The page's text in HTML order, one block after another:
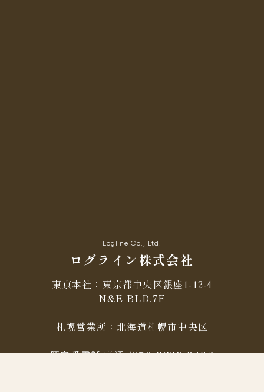
Logline Co., Ltd.
ログライン株式会社
東京本社：東京都中央区銀座1-12-4
N&E BLD.7F
札幌営業所：北海道札幌市中央区
留守番電話 直通 /070-8329-9463